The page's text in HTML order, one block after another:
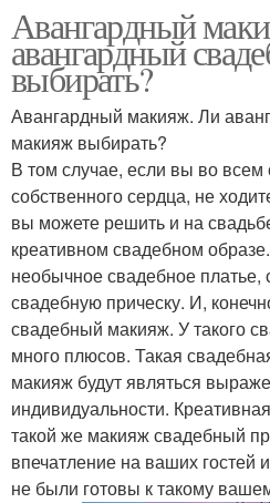
Авангардный
авангардный
выбирать?
Авангардный макияж. Ли
макияж выбирать?
В том случае, если вы во всем
собственного сердца, не
вы можете решить и на
креативном свадебном
необычное свадебное
свадебную прическу. И,
свадебный макияж. У такого
много плюсов. Такая
макияж будут являться
индивидуальности.
такой же макияж свадебный
впечатление на ваших гостей
не были готовы к такому